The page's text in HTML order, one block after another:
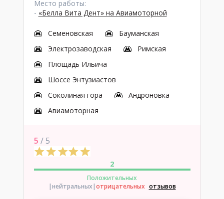
Место работы:
- «Белла Вита Дент» на Авиамоторной
Семеновская
Бауманская
Электрозаводская
Римская
Площадь Ильича
Шоссе Энтузиастов
Соколиная гора
Андроновка
Авиамоторная
5 / 5
2
Положительных
|нейтральных|отрицательных отзывов